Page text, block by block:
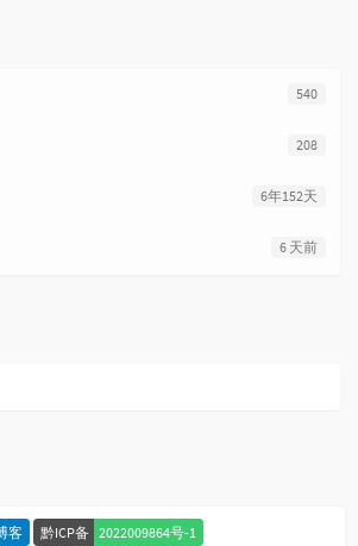
540
208
6年152天
6 天前
客 黔ICP备 2022009864号-1